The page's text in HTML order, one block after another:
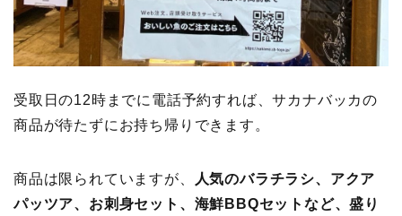
受取日の12時までに電話予約すれば、サカナバッカの
商品が待たずにお持ち帰りできます。
商品は限られていますが、
人気のバラチラシ、アクア
パッツア、お刺身セット、海鮮BBQセットなど、盛り